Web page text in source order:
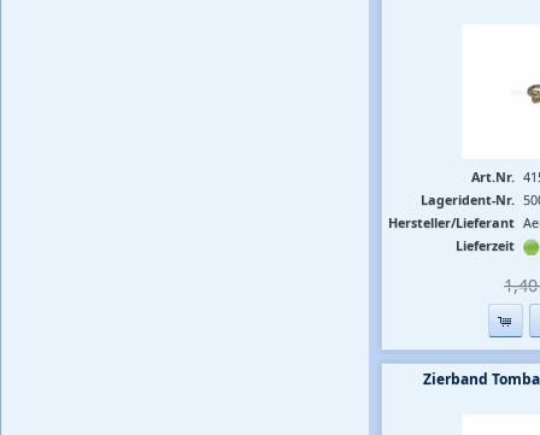
Art.Nr.
Lagerident-Nr.
Hersteller/Lieferant
Lieferzeit
1,40
Zierband